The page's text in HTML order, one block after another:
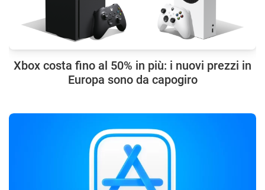
Xbox costa fino al 50% in più: i nuovi prezzi in
Europa sono da capogiro